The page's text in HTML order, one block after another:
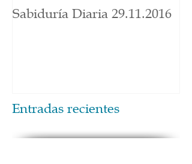
Sabiduría Diaria 29.11.2016
Entradas recientes